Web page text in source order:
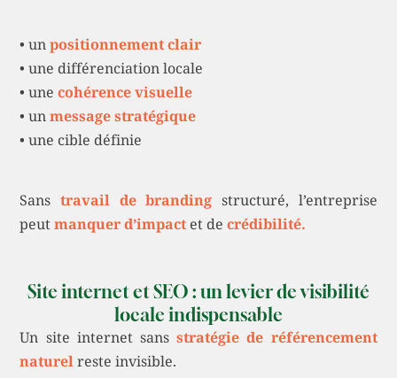
• unpositionnement clair
• une différenciation locale
• unecohérence visuelle
• unmessage stratégique
• une cible définie
Sanstravail de branding structuré, l’entreprise
peutmanquer d’impact et decrédibilité.
Site internet et SEO : un levier de visibilité
locale indispensable
Un site internet sansstratégie de référencement
naturelreste invisible.